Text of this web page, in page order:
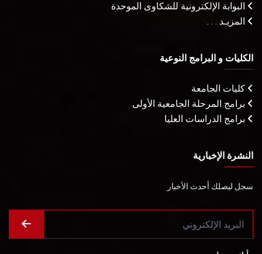
البوابة الإلكترونية للشكاوى الموحدة
المزيـد . . .
الكليات و البرامج النوعية
كليات الجامعة
برامج المرحلة الجامعية الأولى
برامج الدراسات العليا
النشرة الإخبارية
سجل ليصلك أحدث الأخبار